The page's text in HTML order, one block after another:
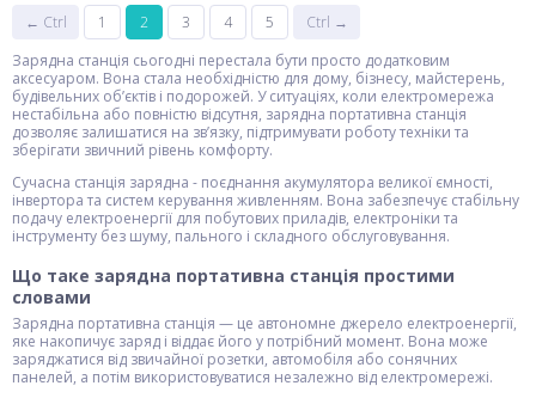
← Ctrl 1 2 3 4 5
Ctrl →
Зарядна станція сьогодні перестала бути просто додатковим
аксесуаром. Вона стала необхідністю для дому, бізнесу, майстерень,
будівельних об’єктів і подорожей. У ситуаціях, коли електромережа
нестабільна або повністю відсутня, зарядна портативна станція
дозволяє залишатися на зв’язку, підтримувати роботу техніки та
зберігати звичний рівень комфорту.
Сучасна станція зарядна - поєднання акумулятора великої ємності,
інвертора та систем керування живленням. Вона забезпечує стабільну
подачу електроенергії для побутових приладів, електроніки та
інструменту без шуму, пального і складного обслуговування.
Що таке зарядна портативна станція простими
словами
Зарядна портативна станція — це автономне джерело електроенергії,
яке накопичує заряд і віддає його у потрібний момент. Вона може
заряджатися від звичайної розетки, автомобіля або сонячних
панелей, а потім використовуватися незалежно від електромережі.